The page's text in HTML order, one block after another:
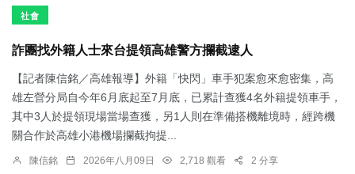
社會
詐團找外籍人士來台提領高雄警方攔截逮人
【記者陳信銘／高雄報導】外籍「快閃」車手犯案愈來愈密集，高
雄左營分局自今年6月底起至7月底，已累計查獲4名外籍提領車手，
其中3人於提領現場當場查獲，另1人則在準備搭機離境時，經跨機
關合作於高雄小港機場攔截拘提...
陳信銘 2026年八月09日 2,718 觀看 2 分享